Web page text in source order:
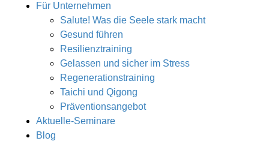
Für Unternehmen
Salute! Was die Seele stark macht
Gesund führen
Resilienztraining
Gelassen und sicher im Stress
Regenerationstraining
Taichi und Qigong
Präventionsangebot
Aktuelle-Seminare
Blog